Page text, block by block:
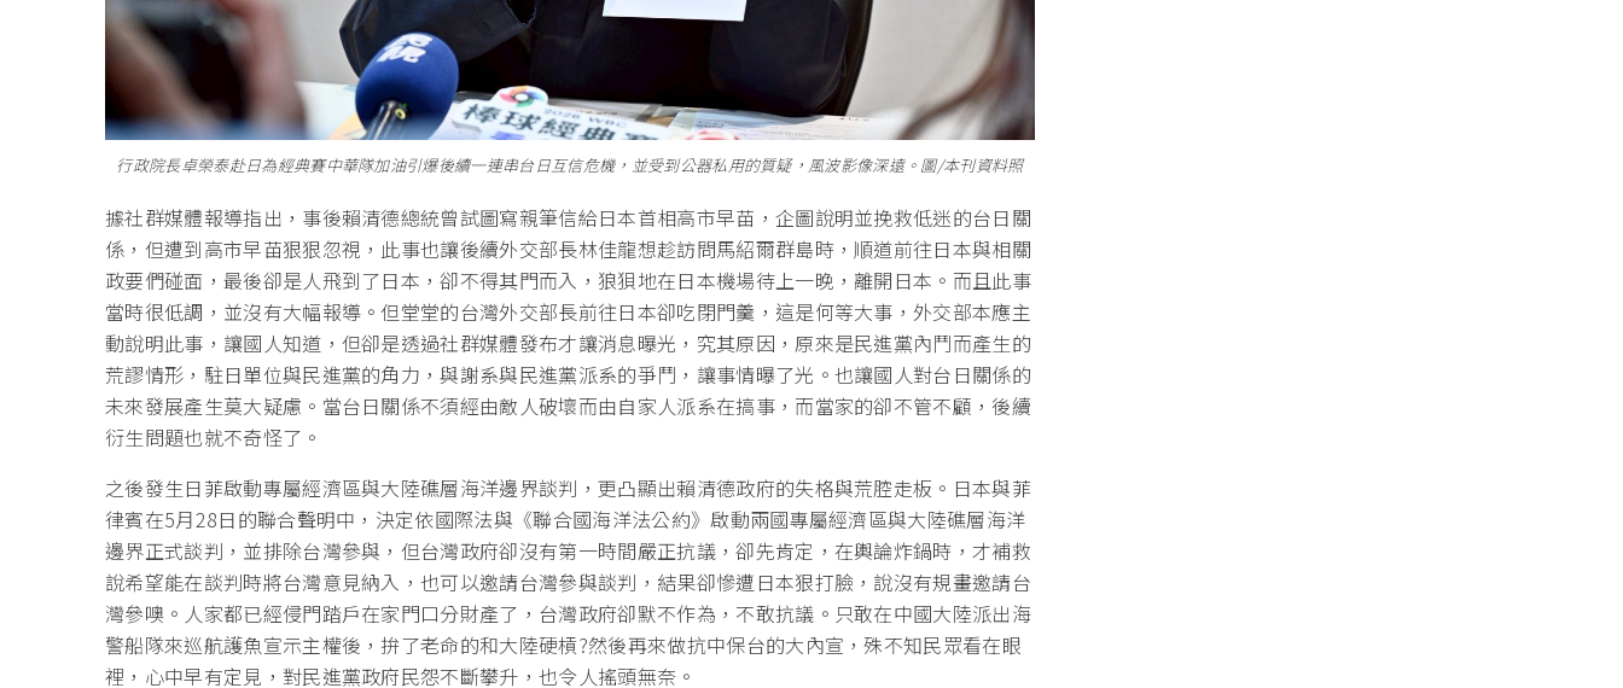
行政院長卓榮泰赴日為經典賽中華隊加油引爆後續一連串台日互信危機，並受到公器私用的質疑，風波影像深遠。圖/本刊資料照
據社群媒體報導指出，事後賴清德總統曾試圖寫親筆信給日本首相高市早苗，企圖說明並挽救低迷的台日關
係，但遭到高市早苗狠狠忽視，此事也讓後續外交部長林佳龍想趁訪問馬紹爾群島時，順道前往日本與相關
政要們碰面，最後卻是人飛到了日本，卻不得其門而入，狼狽地在日本機場待上一晚，離開日本。而且此事
當時很低調，並沒有大幅報導。但堂堂的台灣外交部長前往日本卻吃閉門羹，這是何等大事，外交部本應主
動說明此事，讓國人知道，但卻是透過社群媒體發布才讓消息曝光，究其原因，原來是民進黨內鬥而產生的
荒謬情形，駐日單位與民進黨的角力，與謝系與民進黨派系的爭鬥，讓事情曝了光。也讓國人對台日關係的
未來發展產生莫大疑慮。當台日關係不須經由敵人破壞而由自家人派系在搞事，而當家的卻不管不顧，後續
衍生問題也就不奇怪了。
之後發生日菲啟動專屬經濟區與大陸礁層海洋邊界談判，更凸顯出賴清德政府的失格與荒腔走板。日本與菲
律賓在5月28日的聯合聲明中，決定依國際法與《聯合國海洋法公約》啟動兩國專屬經濟區與大陸礁層海洋
邊界正式談判，並排除台灣參與，但台灣政府卻沒有第一時間嚴正抗議，卻先肯定，在輿論炸鍋時，才補救
說希望能在談判時將台灣意見納入，也可以邀請台灣參與談判，結果卻慘遭日本狠打臉，說沒有規畫邀請台
灣參噢。人家都已經侵門踏戶在家門口分財產了，台灣政府卻默不作為，不敢抗議。只敢在中國大陸派出海
警船隊來巡航護魚宣示主權後，拚了老命的和大陸硬槓?然後再來做抗中保台的大內宣，殊不知民眾看在眼
裡，心中早有定見，對民進黨政府民怨不斷攀升，也令人搖頭無奈。